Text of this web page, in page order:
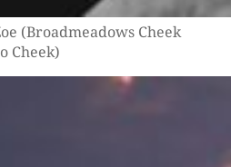
(Broad­me­a­dows Cheek
Cheek)